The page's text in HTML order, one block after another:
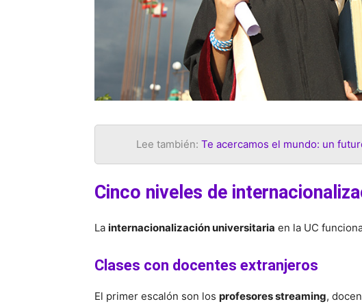
Lee también: Te acercamos el mundo: un
Cinco niveles de
La internacionalización universitaria en la UC
Clases con docentes extranjeros
El primer escalón son los profesores streaming,